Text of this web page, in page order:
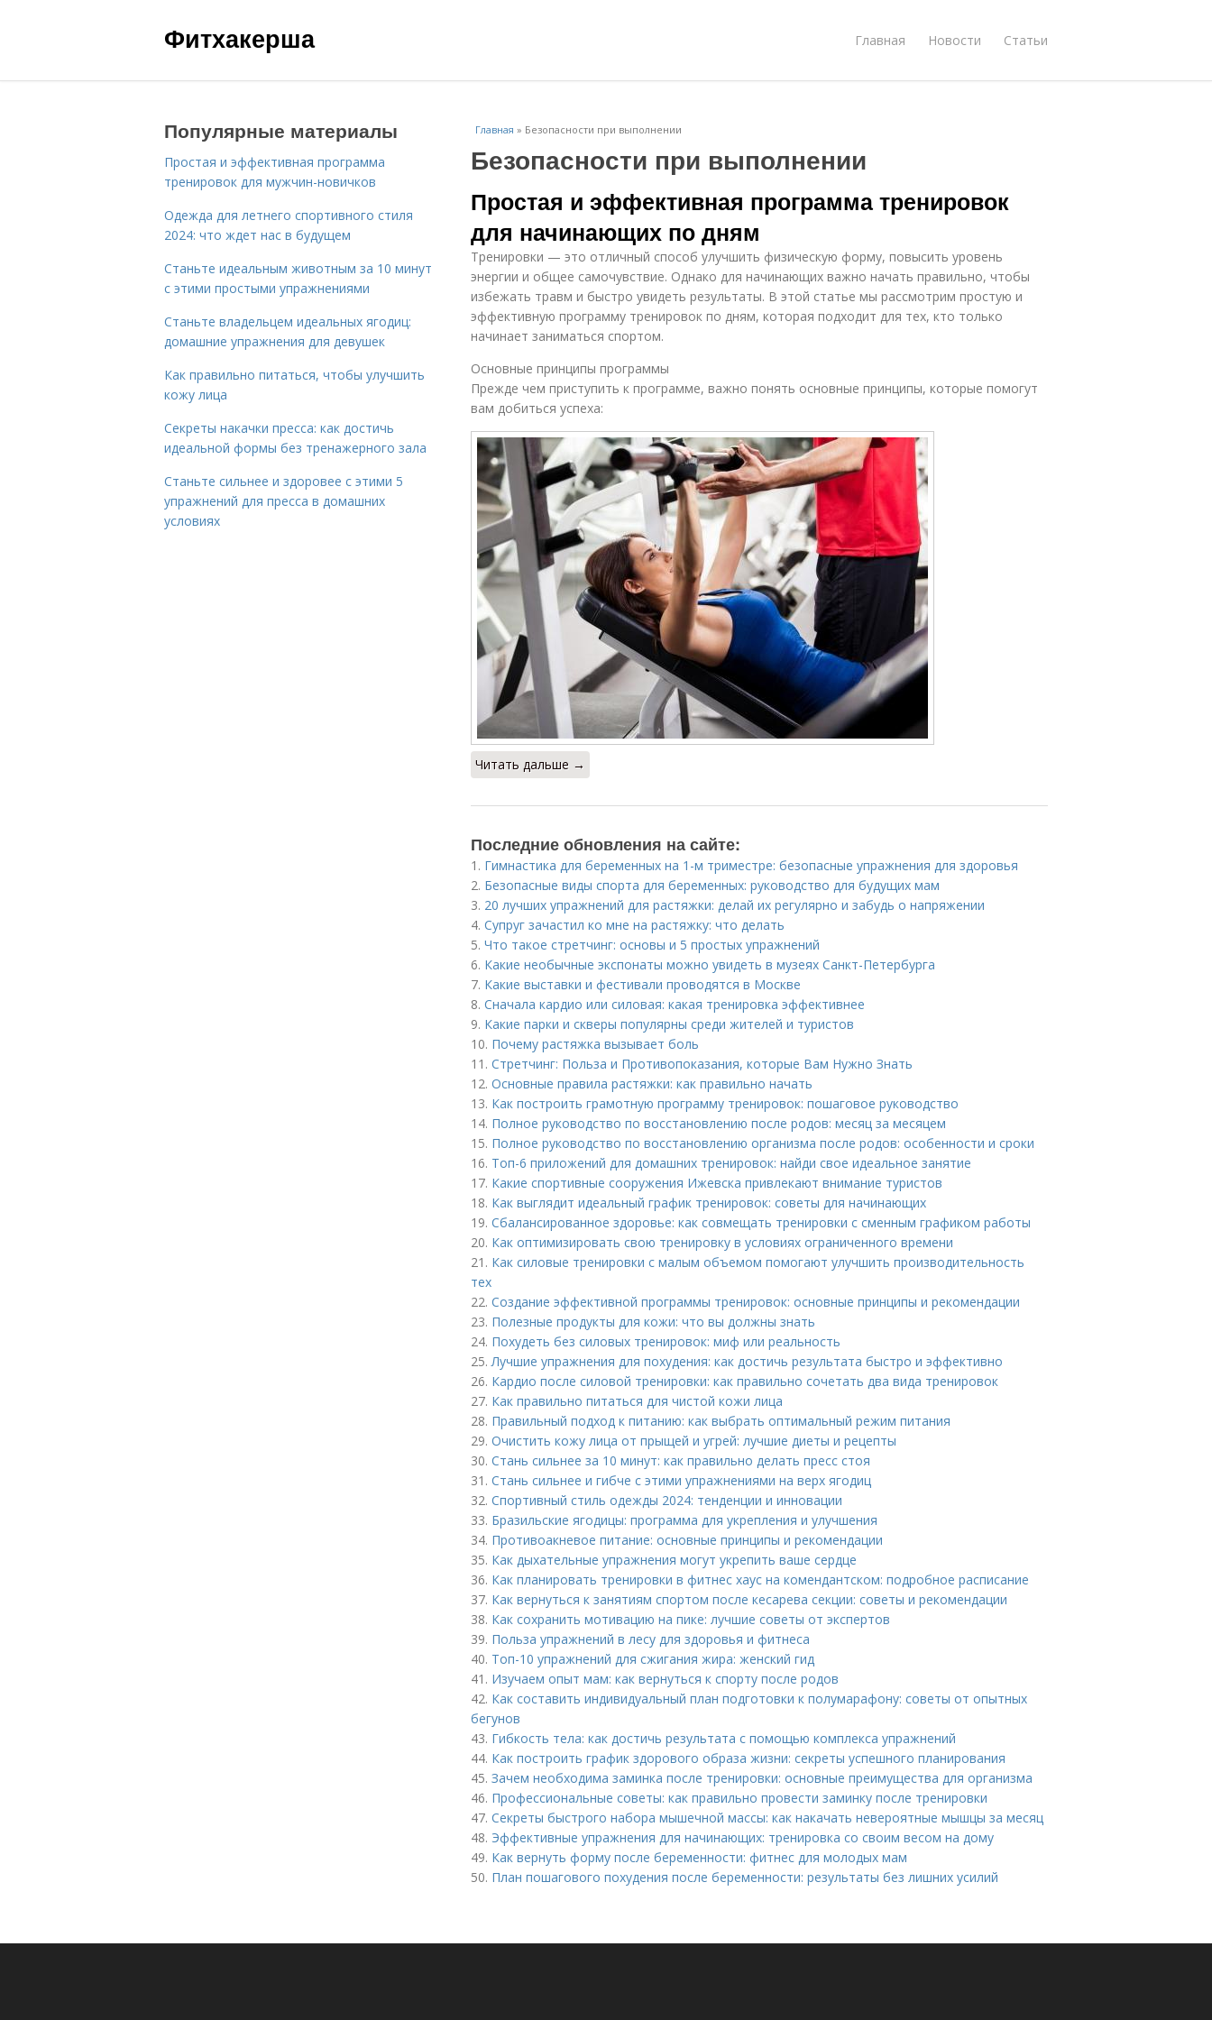
Фитхакерша Главная Новости Статьи
Главная » Безопасности при выполнении
Безопасности при выполнении
Простая и эффективная программа тренировок
для начинающих по дням
Тренировки — это отличный способ улучшить физическую форму, повысить уровень
энергии и общее самочувствие. Однако для начинающих важно начать правильно, чтобы
избежать травм и быстро увидеть результаты. В этой статье мы рассмотрим простую и
эффективную программу тренировок по дням, которая подходит для тех, кто только
начинает заниматься спортом.
Основные принципы программы
Прежде чем приступить к программе, важно понять основные принципы, которые помогут
вам добиться успеха:
Читать дальше →
Последние обновления на сайте:
1. Гимнастика для беременных на 1-м триместре: безопасные упражнения для здоровья
2. Безопасные виды спорта для беременных: руководство для будущих мам
3. 20 лучших упражнений для растяжки: делай их регулярно и забудь о напряжении
4. Супруг зачастил ко мне на растяжку: что делать
5. Что такое стретчинг: основы и 5 простых упражнений
6. Какие необычные экспонаты можно увидеть в музеях Санкт-Петербурга
7. Какие выставки и фестивали проводятся в Москве
8. Сначала кардио или силовая: какая тренировка эффективнее
9. Какие парки и скверы популярны среди жителей и туристов
10. Почему растяжка вызывает боль
11. Стретчинг: Польза и Противопоказания, которые Вам Нужно Знать
12. Основные правила растяжки: как правильно начать
13. Как построить грамотную программу тренировок: пошаговое руководство
14. Полное руководство по восстановлению после родов: месяц за месяцем
15. Полное руководство по восстановлению организма после родов: особенности и сроки
16. Топ-6 приложений для домашних тренировок: найди свое идеальное занятие
17. Какие спортивные сооружения Ижевска привлекают внимание туристов
18. Как выглядит идеальный график тренировок: советы для начинающих
19. Сбалансированное здоровье: как совмещать тренировки с сменным графиком работы
20. Как оптимизировать свою тренировку в условиях ограниченного времени
21. Как силовые тренировки с малым объемом помогают улучшить производительность
тех
22. Создание эффективной программы тренировок: основные принципы и рекомендации
23. Полезные продукты для кожи: что вы должны знать
24. Похудеть без силовых тренировок: миф или реальность
25.Лучшие упражнения для похудения: как достичь результата быстро и эффективно
26. Кардио после силовой тренировки: как правильно сочетать два вида тренировок
27. Как правильно питаться для чистой кожи лица
28. Правильный подход к питанию: как выбрать оптимальный режим питания
29. Очистить кожу лица от прыщей и угрей: лучшие диеты и рецепты
30. Стань сильнее за 10 минут: как правильно делать пресс стоя
31. Стань сильнее и гибче с этими упражнениями на верх ягодиц
32. Спортивный стиль одежды 2024: тенденции и инновации
33. Бразильские ягодицы: программа для укрепления и улучшения
34. Противоакневое питание: основные принципы и рекомендации
35. Как дыхательные упражнения могут укрепить ваше сердце
36. Как планировать тренировки в фитнес хаус на комендантском: подробное расписание
37. Как вернуться к занятиям спортом после кесарева секции: советы и рекомендации
38. Как сохранить мотивацию на пике: лучшие советы от экспертов
39. Польза упражнений в лесу для здоровья и фитнеса
40. Топ-10 упражнений для сжигания жира: женский гид
41. Изучаем опыт мам: как вернуться к спорту после родов
42. Как составить индивидуальный план подготовки к полумарафону: советы от опытных
бегунов
43. Гибкость тела: как достичь результата с помощью комплекса упражнений
44. Как построить график здорового образа жизни: секреты успешного планирования
45. Зачем необходима заминка после тренировки: основные преимущества для организма
46. Профессиональные советы: как правильно провести заминку после тренировки
47. Секреты быстрого набора мышечной массы: как накачать невероятные мышцы за месяц
48. Эффективные упражнения для начинающих: тренировка со своим весом на дому
49. Как вернуть форму после беременности: фитнес для молодых мам
50. План пошагового похудения после беременности: результаты без лишних усилий
Популярные материалы
Простая и эффективная программа
тренировок для мужчин-новичков
Одежда для летнего спортивного стиля
2024: что ждет нас в будущем
Станьте идеальным животным за 10 минут
с этими простыми упражнениями
Станьте владельцем идеальных ягодиц:
домашние упражнения для девушек
Как правильно питаться, чтобы улучшить
кожу лица
Секреты накачки пресса: как достичь
идеальной формы без тренажерного зала
Станьте сильнее и здоровее с этими 5
упражнений для пресса в домашних
условиях